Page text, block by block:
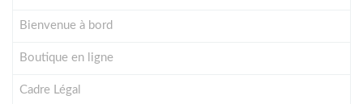
Bienvenue à bord
Boutique en ligne
Cadre Légal